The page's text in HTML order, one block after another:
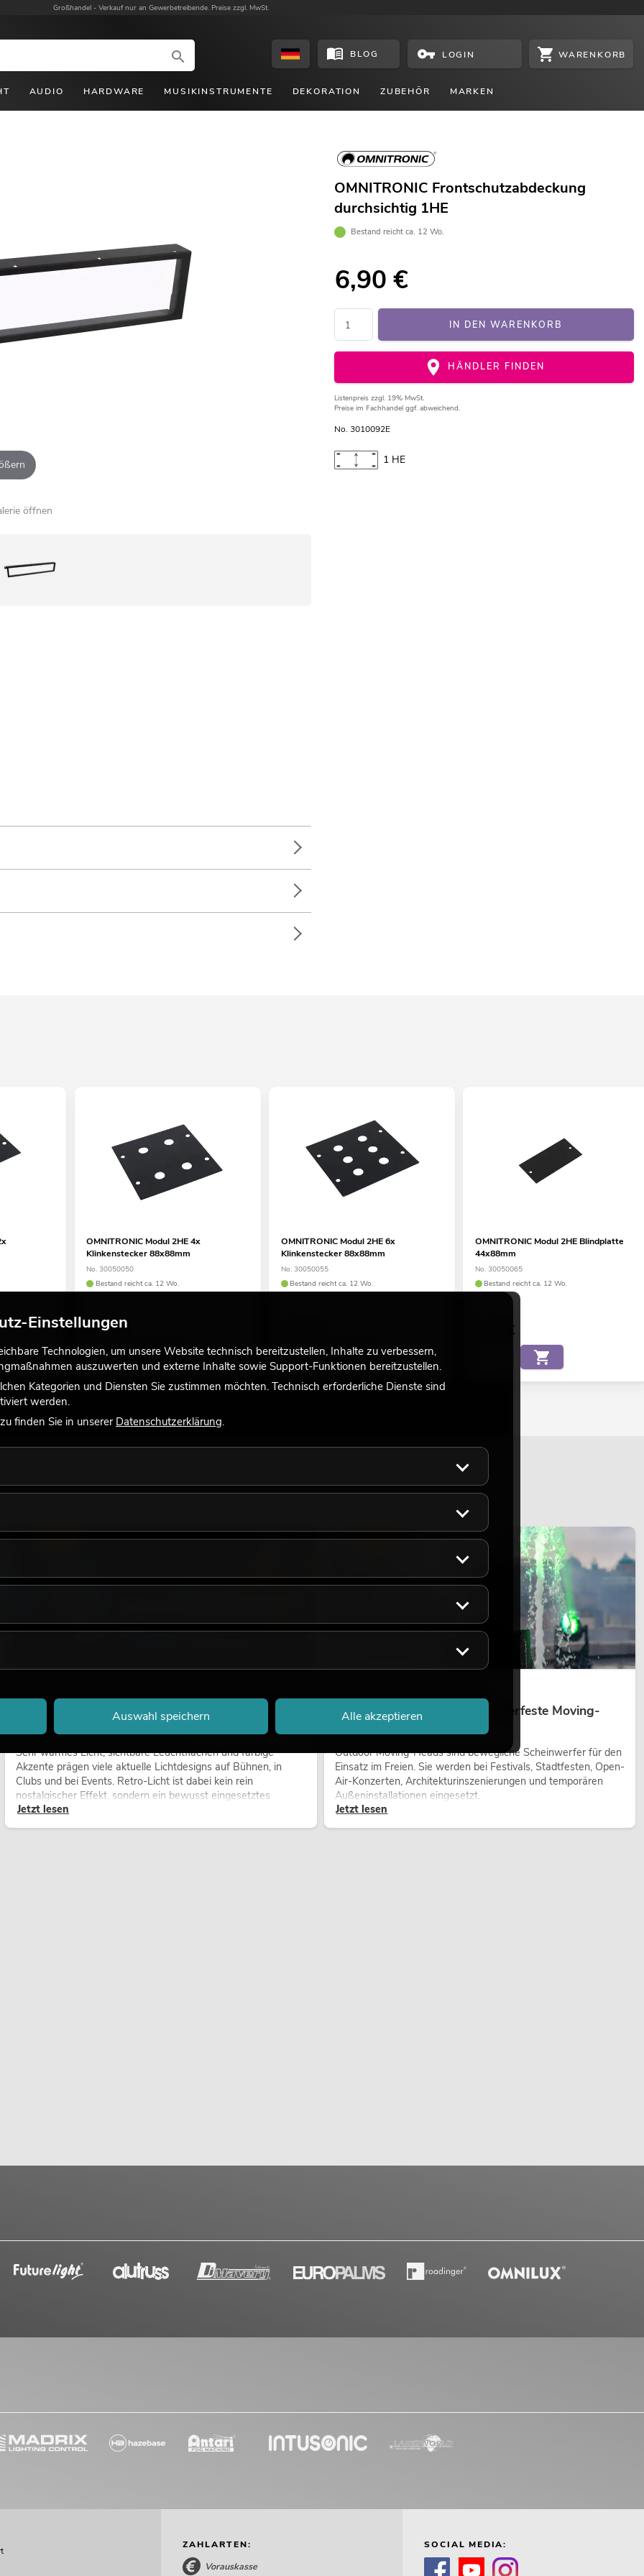
Großhandel - Verkauf nur an Gewerbetreibende. Preise zzgl. MwSt.
BLOG LOGIN WARENKORB
AUDIO HARDWARE MUSIKINSTRUMENTE DEKORATION ZUBEHÖR MARKEN
öffnen
OMNITRONIC Frontschutzabdeckung
durchsichtig 1HE
Bestand reicht ca. 12 Wo.
6,90 €
IN DEN WARENKORB
HÄNDLER FINDEN
Listenpreis zzgl. 19% MwSt.
Preise im Fachhandel ggf. abweichend.
No. 3010092E
1 HE
OMNITRONIC Modul 2HE 4x
Klinkenstecker 88x88mm
No. 30050050
Bestand reicht ca. 12 Wo.
1,43€
OMNITRONIC Modul 2HE 6x
Klinkenstecker 88x88mm
No. 30050055
Bestand reicht ca. 12 Wo.
OMNITRONIC Modul 2HE Blindplatte
44x88mm
No. 30050065
Bestand reicht ca. 12 Wo.
€
Retro-Licht im modernen Lichtdesign: Warum
warmes Licht wieder wirkt
Sehr warmes Licht, sichtbare Leuchtflächen und farbige
Akzente prägen viele aktuelle Lichtdesigns auf Bühnen, in
Clubs und bei Events. Retro-Licht ist dabei kein rein
nostalgischer Effekt, sondern ein bewusst eingesetztes
Gestaltungsmittel: Es schafft Atmosphäre, gibt Szenen
Charakter und kann technische LED-Setups emotionaler
Jetzt lesen
LICHT
Outdoor Moving-Heads: Wetterfeste Moving-
Outdoor Moving-Heads sind bewegliche Scheinwerfer für den
Einsatz im Freien. Sie werden bei Festivals, Stadtfesten, Open-
Air-Konzerten, Architekturinszenierungen und temporären
Außeninstallationen eingesetzt.
Jetzt lesen
LICHT
ZAHLARTEN:
Vorauskasse
SOCIAL MEDIA:
Einstellungen
Technologien, um unsere Website technisch bereitzustellen, Inhalte zu verbessern,
auszuwerten und externe Inhalte sowie Support-Funktionen bereitzustellen.
Kategorien und Diensten Sie zustimmen möchten. Technisch erforderliche Dienste sind
werden.
finden Sie in unserer Datenschutzerklärung.
Auswahl speichern Alle akzeptieren